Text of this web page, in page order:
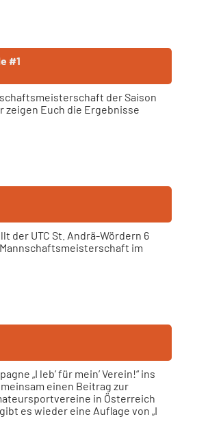
#1
der Saison
zeigen Euch die Ergebnisse
der UTC St. Andrä-Wördern 6
im
„I leb’ für mein’ Verein!“ ins
einen Beitrag zur
in Österreich
es wieder eine Auflage von „I